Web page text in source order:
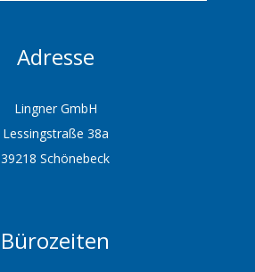
Adresse
Lingner GmbH
Lessingstraße 38a
39218 Schönebeck
Bürozeiten